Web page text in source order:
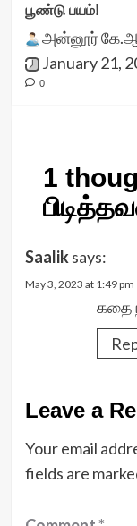
பூண்டு பயம்!
அன்னூர்
January 21,
0
1
Saalik says:
May 3, 2023 at 1:49 pm
கதை
Leave a
Your email
fields are